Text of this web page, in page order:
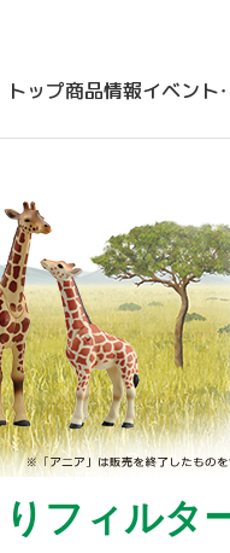
トップ商品情報イベント
フィルタ